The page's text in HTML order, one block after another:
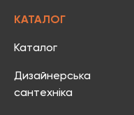
КАТАЛОГ
Каталог
Дизайнерська
сантехніка